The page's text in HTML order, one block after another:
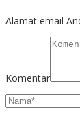
Alamat email
Komentar